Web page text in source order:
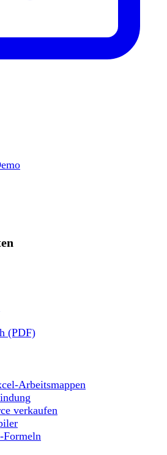
(PDF)
Arbeitsmappen
verkaufen
Formeln